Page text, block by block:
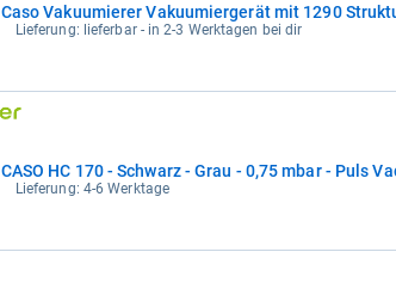
Caso Vakuumierer Vakuumiergerät mit 1290
Lieferung: lieferbar - in 2-3 Werktagen bei dir
CASO HC 170 - Schwarz - Grau - 0,75 mbar - Puls
Lieferung: 4-6 Werktage